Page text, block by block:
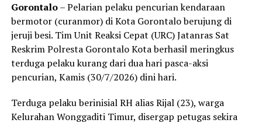
Kendati saat tim tiba di lokasi tidak ditemukan adanya
aktivitas penambangan yang tengah berjalan, seluruh
rangkaian kegiatan penyelidikan berlangsung aman,
kondusif, dan tanpa hambatan.
Kombes Pol. Maruly menegaskan, Polda Gorontalo tidak
Pihaknya kini tengah melakukan penelusuran mendalam
terhadap pihak-pihak yang terafiliasi dengan aktivitas
Gorontalo– Pelarian pelaku pencurian kendaraan
bermotor (curanmor) di Kota Gorontalo berujung di
jeruji besi. Tim Unit Reaksi Cepat (URC) Jatanras Sat
Reskrim Polresta Gorontalo Kota berhasil meringkus
terduga pelaku kurang dari dua hari pasca-aksi
pencurian, Kamis (30/7/2026) dini hari.
Terduga pelaku berinisial RH alias Rijal (23), warga
Kelurahan Wonggaditi Timur, disergap petugas sekira